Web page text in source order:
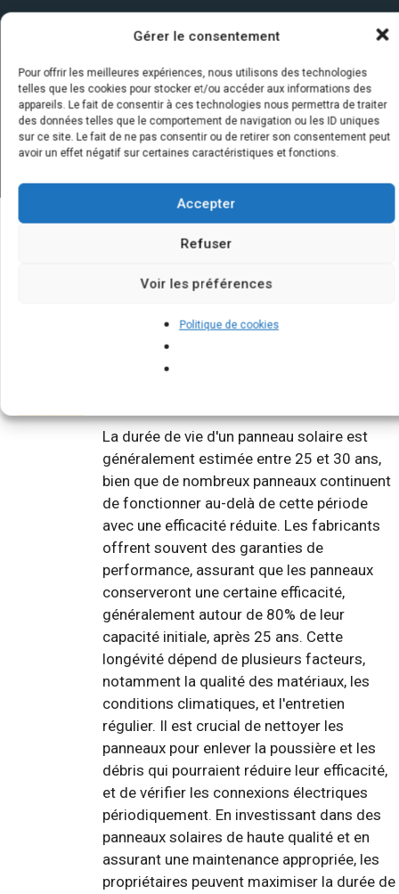
Gérer le consentement
Pour offrir les meilleures expériences, nous utilisons des technologies
telles que les cookies pour stocker et/ou accéder aux informations des
appareils. Le fait de consentir à ces technologies nous permettra de traiter
des données telles que le comportement de navigation ou les ID uniques
sur ce site. Le fait de ne pas consentir ou de retirer son consentement peut
avoir un effet négatif sur certaines caractéristiques et fonctions.
Accepter
Refuser
Voir les préférences
Politique de cookies
Quelques infos sur nos centrales
solaires : questions et réponses
Quelle est la durée de vie d'un
La durée de vie d'un panneau solaire est
généralement estimée entre 25 et 30 ans,
bien que de nombreux panneaux continuent
de fonctionner au-delà de cette période
avec une efficacité réduite. Les fabricants
offrent souvent des garanties de
performance, assurant que les panneaux
conserveront une certaine efficacité,
généralement autour de 80% de leur
capacité initiale, après 25 ans. Cette
longévité dépend de plusieurs facteurs,
notamment la qualité des matériaux, les
conditions climatiques, et l'entretien
régulier. Il est crucial de nettoyer les
panneaux pour enlever la poussière et les
débris qui pourraient réduire leur efficacité,
et de vérifier les connexions électriques
périodiquement. En investissant dans des
panneaux solaires de haute qualité et en
assurant une maintenance appropriée, les
propriétaires peuvent maximiser la durée de